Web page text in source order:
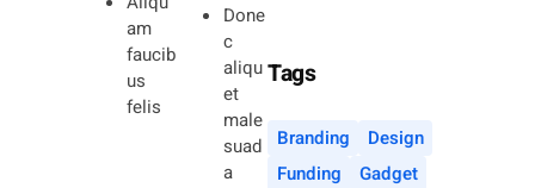
am
faucib
us
felis
Done
c
aliqu
et
male
suad
a
Tags
Branding
Design
Funding
Gadget